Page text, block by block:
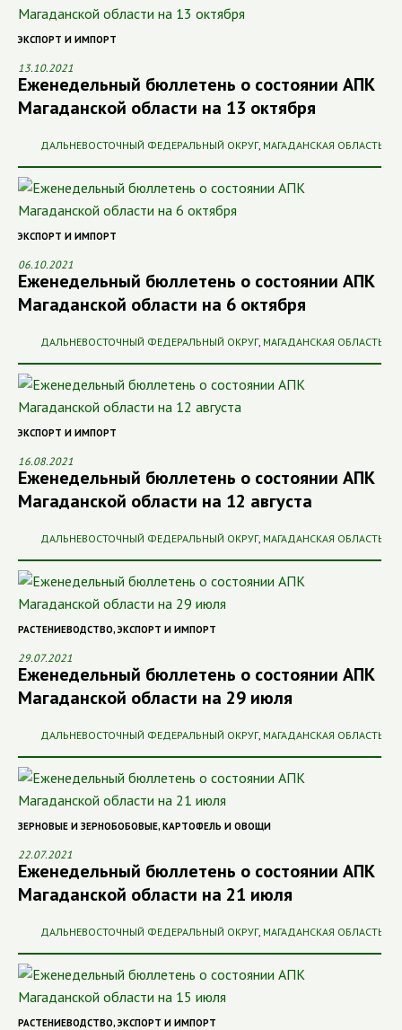
ЭКСПОРТ И ИМПОРТ
13.10.2021
Еженедельный бюллетень о состоянии АПК
Магаданской области на 13 октября
ДАЛЬНЕВОСТОЧНЫЙ ФЕДЕРАЛЬНЫЙ ОКРУГ, МАГАДАНСКАЯ ОБЛАСТЬ
ЭКСПОРТ И ИМПОРТ
06.10.2021
Еженедельный бюллетень о состоянии АПК
Магаданской области на 6 октября
ДАЛЬНЕВОСТОЧНЫЙ ФЕДЕРАЛЬНЫЙ ОКРУГ, МАГАДАНСКАЯ ОБЛАСТЬ
ЭКСПОРТ И ИМПОРТ
16.08.2021
Еженедельный бюллетень о состоянии АПК
Магаданской области на 12 августа
ДАЛЬНЕВОСТОЧНЫЙ ФЕДЕРАЛЬНЫЙ ОКРУГ, МАГАДАНСКАЯ ОБЛАСТЬ
РАСТЕНИЕВОДСТВО, ЭКСПОРТ И ИМПОРТ
29.07.2021
Еженедельный бюллетень о состоянии АПК
Магаданской области на 29 июля
ДАЛЬНЕВОСТОЧНЫЙ ФЕДЕРАЛЬНЫЙ ОКРУГ, МАГАДАНСКАЯ ОБЛАСТЬ
ЗЕРНОВЫЕ И ЗЕРНОБОБОВЫЕ, КАРТОФЕЛЬ И ОВОЩИ
22.07.2021
Еженедельный бюллетень о состоянии АПК
Магаданской области на 21 июля
ДАЛЬНЕВОСТОЧНЫЙ ФЕДЕРАЛЬНЫЙ ОКРУГ, МАГАДАНСКАЯ ОБЛАСТЬ
РАСТЕНИЕВОДСТВО, ЭКСПОРТ И ИМПОРТ